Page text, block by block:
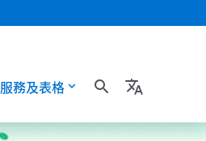
search translate
服務及表格